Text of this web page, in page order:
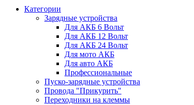
Категории
Зарядные устройства
Для АКБ 6 Вольт
Для АКБ 12 Вольт
Для АКБ 24 Вольт
Для мото АКБ
Для авто АКБ
Профессиональные
Пуско-зарядные устройства
Провода "Прикурить"
Переходники на клеммы